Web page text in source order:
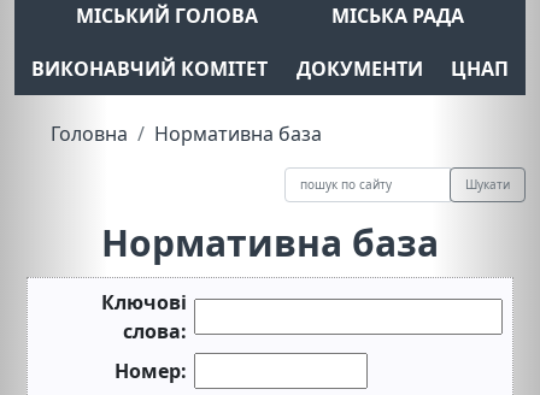
МІСЬКИЙ ГОЛОВА
МІСЬКА РАДА
ВИКОНАВЧИЙ КОМІТЕТ
ДОКУМЕНТИ ЦНАП
Головна Нормативна база
Шукати
Нормативна база
Ключові
слова:
Номер: